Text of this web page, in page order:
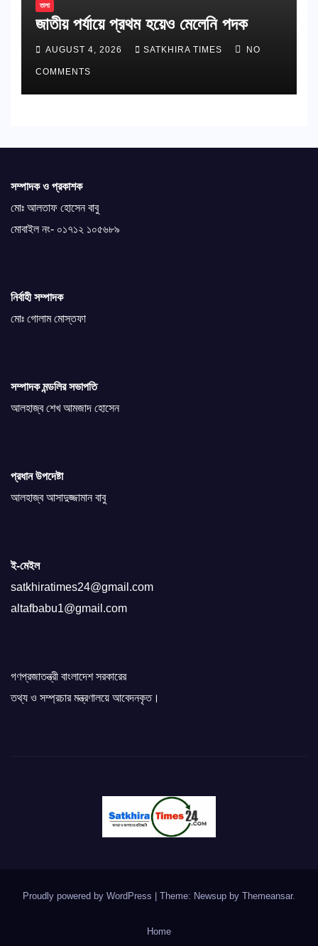
তালা
জাতীয় পর্যায়ে প্রথম হয়েও মেলেনি পদক
AUGUST 4, 2026 SATKHIRA TIMES NO
COMMENTS
সম্পাদক ও প্রকাশক
মোঃ আলতাফ হোসেন বাবু
মোবাইল নং- ০১৭১২ ১০৫৬৮৯
নির্বাহী সম্পাদক
মোঃ গোলাম মোস্তফা
সম্পাদক মন্ডলির সভাপতি
আলহাজ্ব শেখ আমজাদ হোসেন
প্রধান উপদেষ্টা
আলহাজ্ব আসাদুজ্জামান বাবু
ই-মেইল
satkhiratimes24@gmail.com
altafbabu1@gmail.com
গণপ্রজাতন্ত্রী বাংলাদেশ সরকারের
তথ্য ও সম্প্রচার মন্ত্রণালয়ে আবেদনকৃত।
Proudly powered by WordPress Theme: Newsup by Themeansar.
Home